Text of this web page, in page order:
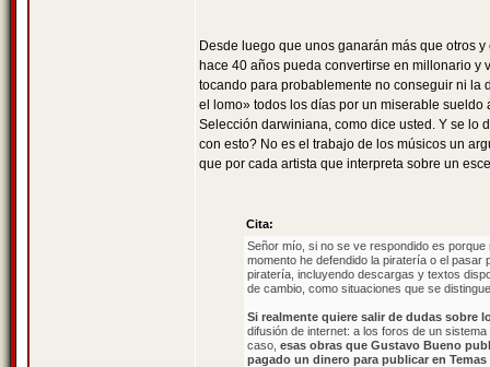
Desde luego que unos ganarán más que otros
hace 40 años pueda convertirse en millonario
tocando para probablemente no conseguir ni la
el lomo» todos los días por un miserable
Selección darwiniana, como dice usted. Y se lo
con esto? No es el trabajo de los músicos un
que por cada artista que interpreta sobre un
Cita:
Señor mío, si no se ve respondido es
momento he defendido la piratería o el
piratería, incluyendo descargas y textos
de cambio, como situaciones que se
Si realmente quiere salir de dudas sobre
difusión de internet: a los foros de un
caso, esas obras que Gustavo Bueno
pagado un dinero para publicar en Temas